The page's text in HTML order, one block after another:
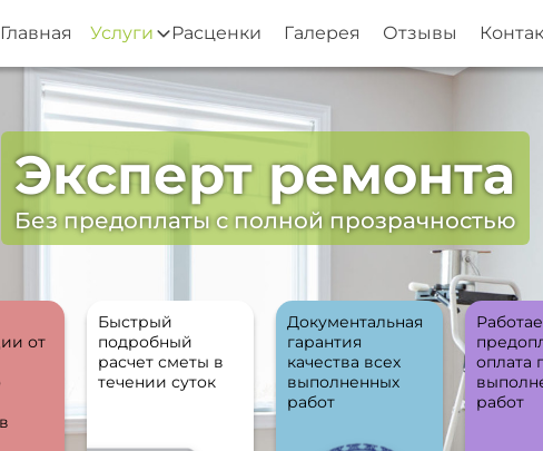
Главная Услуги Расценки Галерея Отзывы
Эксперт ремонта
Без предоплаты с полной прозрачностью
от
Быстрый
подробный
расчет сметы в
течении суток
Документальная
гарантия
качества всех
выполненных
работ
оплата
работ